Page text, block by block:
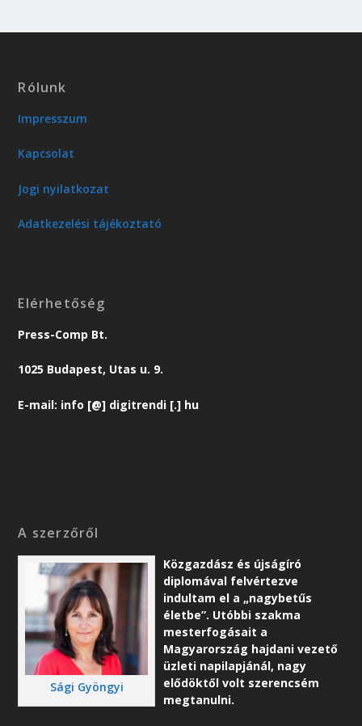
Rólunk
Impresszum
Kapcsolat
Jogi nyilatkozat
Adatkezelési tájékoztató
Elérhetőség
Press-Comp Bt.
1025 Budapest, Utas u. 9.
E-mail: info [@] digitrendi [.] hu
A szerzőről
Sági Gyöngyi
Közgazdász és újságíró
diplomával felvértezve
indultam el a „nagybetűs
életbe”. Utóbbi szakma
mesterfogásait a
Magyarország hajdani vezető
üzleti napilapjánál, nagy
elődöktől volt szerencsém
megtanulni.